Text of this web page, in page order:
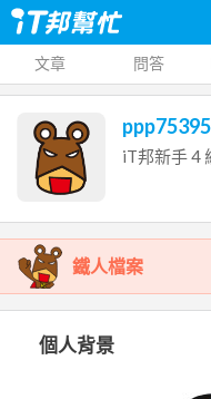
文章 問答
iT邦新手4
鐵人檔案
個人背景